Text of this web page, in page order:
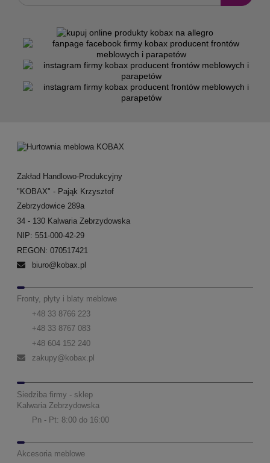
Zakład Handlowo-Produkcyjny
"KOBAX" - Pająk Krzysztof
Zebrzydowice 289a
34 - 130 Kalwaria Zebrzydowska
NIP: 551-000-42-29
REGON: 070517421
biuro@kobax.pl
Fronty, płyty i blaty meblowe
+48 33 8766 223
+48 33 8767 083
+48 604 152 240
zakupy@kobax.pl
Siedziba firmy - sklep
Kalwaria Zebrzydowska
Pn - Pt: 8:00 do 16:00
Akcesoria meblowe